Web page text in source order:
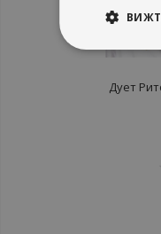
Дует